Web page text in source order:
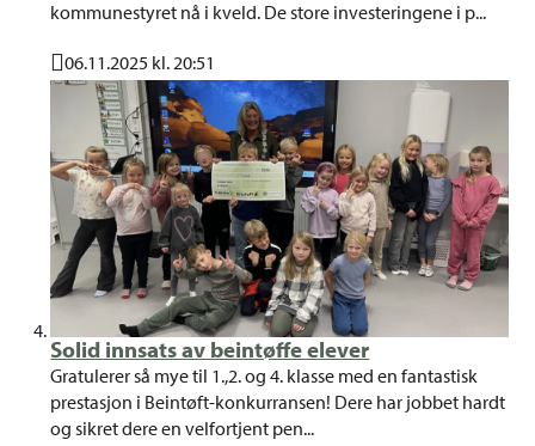
kommunestyret nå i kveld. De store investeringene i p...
Publisert
06.11.2025 kl. 20:51
Solid innsats av beintøffe elever
Gratulerer så mye til 1.,2. og 4. klasse med en fantastisk
prestasjon i Beintøft-konkurransen! Dere har jobbet hardt
og sikret dere en velfortjent pen...